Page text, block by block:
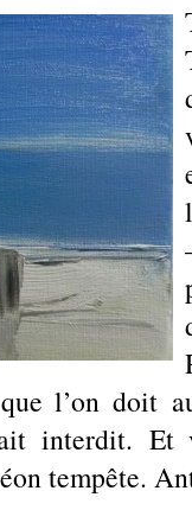
l’on doit
interdit. Et
tempête.